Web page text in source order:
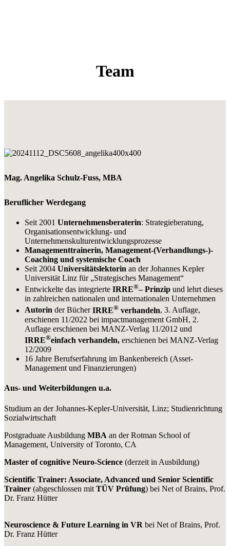
Team
Mag. Angelika Schulz-Fuss, MBA
Beruflicher Werdegang
Seit 2001 Unternehmensberaterin: Strategieberatung,
Organisationsentwicklung- und
Unternehmenskulturentwicklungsprozesse
Managementtrainerin, Management-(Verhandlungs-)-
Coaching und systemische Coach
Seit 2004 Universitätslektorin an der Johannes Kepler
Universität Linz für „Strategisches Management“
Entwickelte das integrierte IRRE®– Prinzip und lehrt dieses
in zahlreichen nationalen und internationalen Unternehmen
Autorin der BücherIRRE® verhandeln, 3. Auflage,
erschienen 11/2022 bei impactmanagement GmbH, 2.
Auflage erschienen bei MANZ-Verlag 11/2012 und
IRRE®einfach verhandeln, erschienen bei MANZ-Verlag
12/2009
16 Jahre Berufserfahrung im Bankenbereich (Asset-
Management und Finanzierungen)
Aus- und Weiterbildungen u.a.
Studium an der Johannes-Kepler-Universität, Linz; Studienrichtung
Sozialwirtschaft
Postgraduate Ausbildung MBA an der Rotman School of
Management, University of Toronto, CA
Master of cognitive Neuro-Science (derzeit in Ausbildung)
Scientific Trainer: Associate, Advanced und Senior Scientific
Trainer (abgeschlossen mit TÜV Prüfung) bei Net of Brains, Prof.
Dr. Franz Hütter
Neuroscience & Future Learning in VR bei Net of Brains, Prof.
Dr. Franz Hütter